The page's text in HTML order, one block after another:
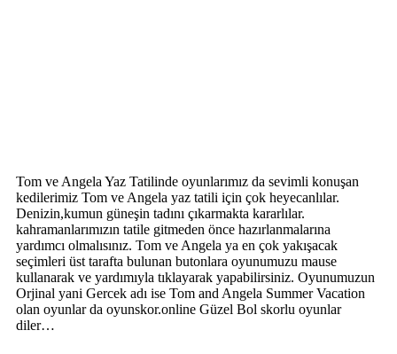
Tom ve Angela Yaz Tatilinde oyunlarımız da sevimli konuşan
kedilerimiz Tom ve Angela yaz tatili için çok heyecanlılar.
Denizin,kumun güneşin tadını çıkarmakta kararlılar.
kahramanlarımızın tatile gitmeden önce hazırlanmalarına
yardımcı olmalısınız. Tom ve Angela ya en çok yakışacak
seçimleri üst tarafta bulunan butonlara oyunumuzu mause
kullanarak ve yardımıyla tıklayarak yapabilirsiniz. Oyunumuzun
Orjinal yani Gercek adı ise Tom and Angela Summer Vacation
olan oyunlar da oyunskor.online Güzel Bol skorlu oyunlar
diler…